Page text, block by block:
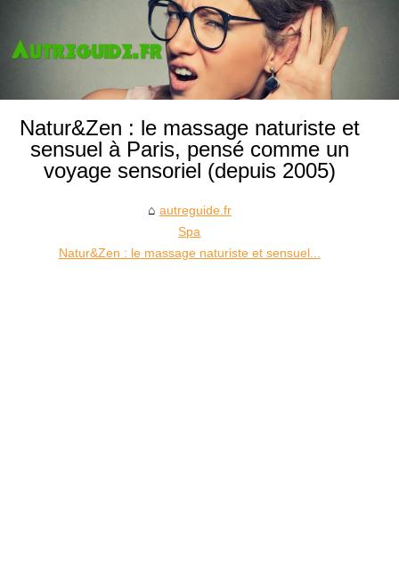
Natur&Zen : le massage naturiste et
sensuel à Paris, pensé comme un
voyage sensoriel (depuis 2005)
autreguide.fr
Spa
Natur&Zen : le massage naturiste et sensuel...